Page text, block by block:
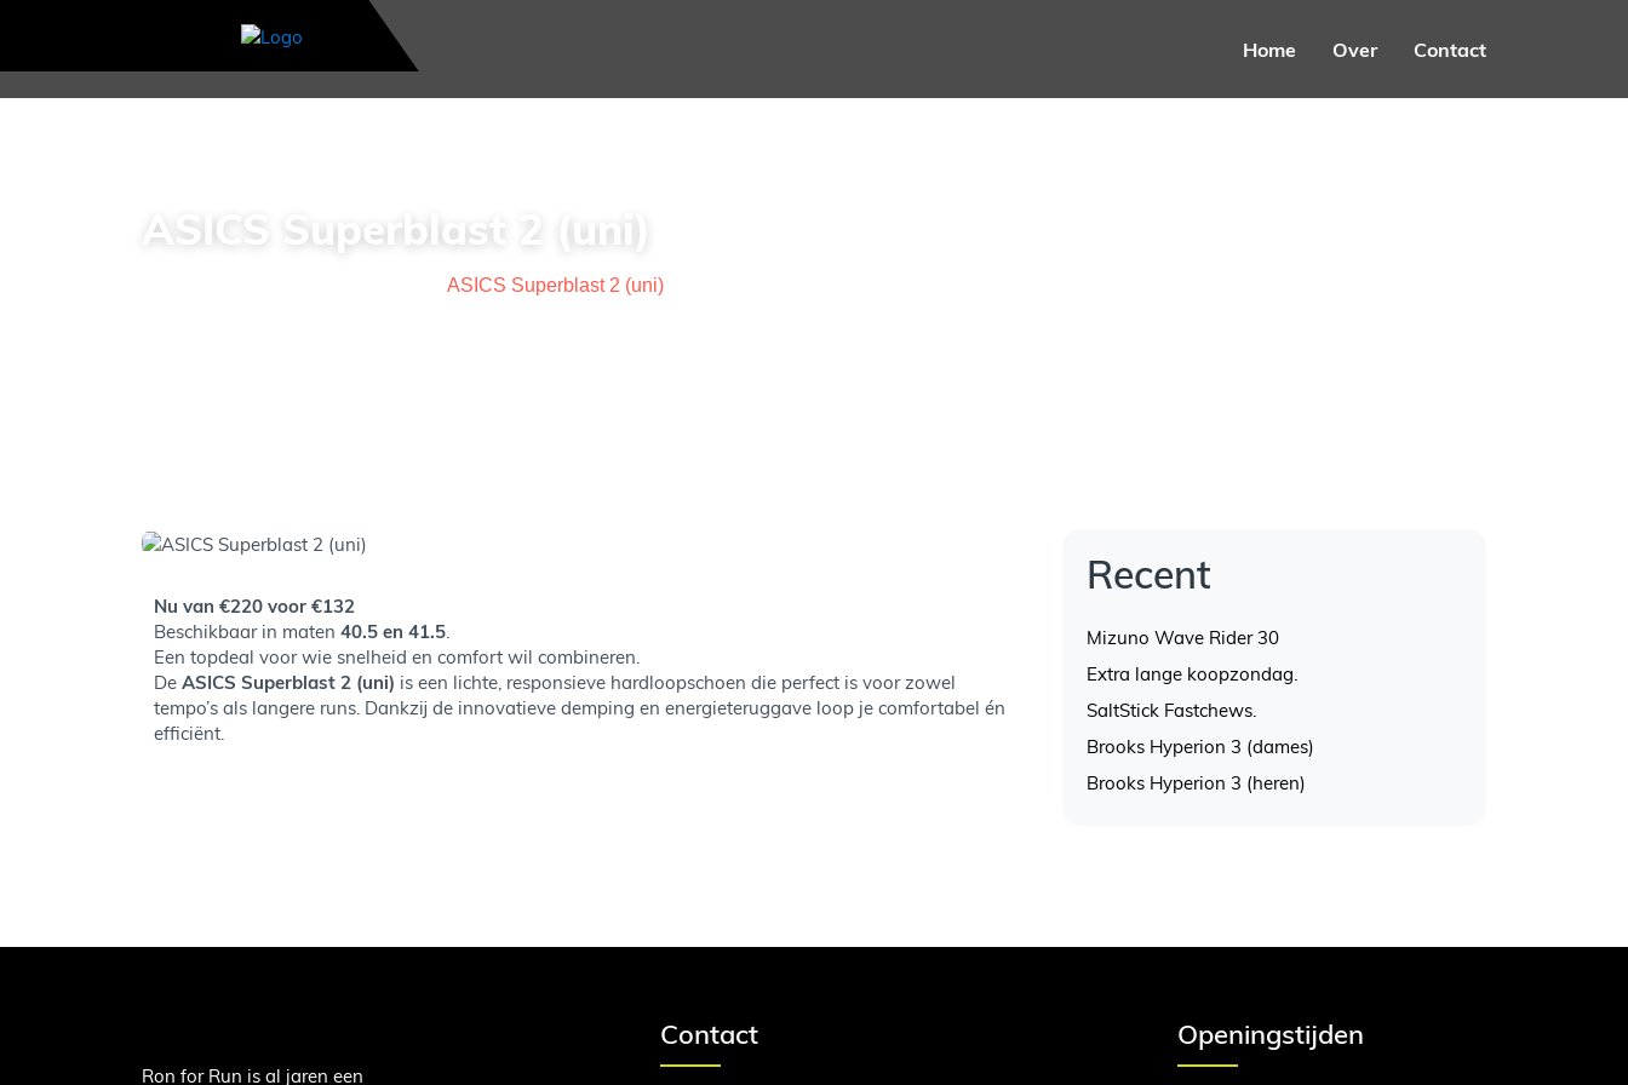
Home Over Contact
ASICS Superblast 2 (uni)
ASICS Superblast 2 (uni)
Nu van €220 voor €132
Beschikbaar in maten 40.5 en 41.5
Een topdeal voor wie snelheid en comfort wil combineren.
De ASICS Superblast 2 (uni) is een lichte, responsieve hardloopschoen die perfect is voor zowel
tempo’s als langere runs. Dankzij de innovatieve demping en energieteruggave loop je comfortabel én
efficiënt.
Recent
Mizuno Wave Rider 30
Extra lange koopzondag.
SaltStick Fastchews.
Brooks Hyperion 3 (dames)
Brooks Hyperion 3 (heren)
Ron for Run is al jaren een
Contact Openingstijden